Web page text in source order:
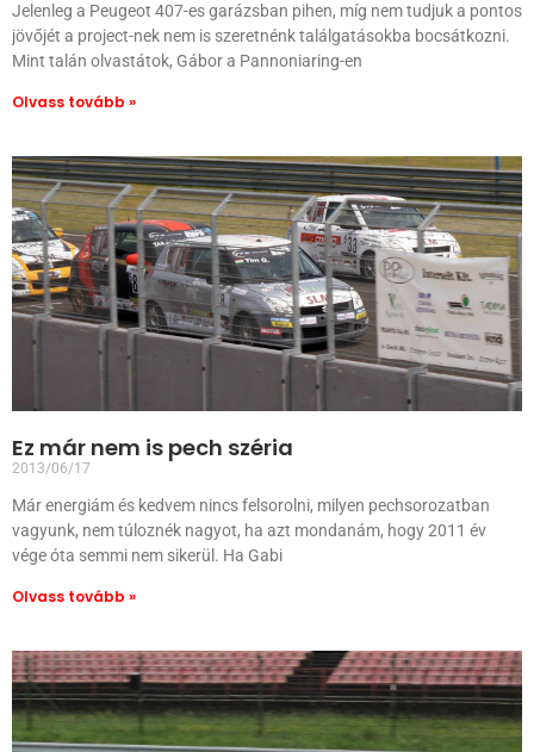
Jelenleg a Peugeot 407-es garázsban pihen, míg nem tudjuk a pontos
jövőjét a project-nek nem is szeretnénk találgatásokba bocsátkozni.
Mint talán olvastátok, Gábor a Pannoniaring-en
Olvass tovább »
Ez már nem is pech széria
2013/06/17
Már energiám és kedvem nincs felsorolni, milyen pechsorozatban
vagyunk, nem túloznék nagyot, ha azt mondanám, hogy 2011 év
vége óta semmi nem sikerül. Ha Gabi
Olvass tovább »